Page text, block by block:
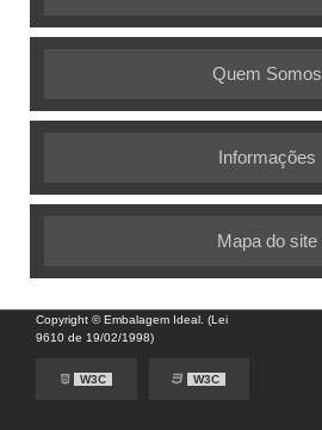
Quem Somos
Informações
Mapa do site
Copyright © Embalagem Ideal. (Lei
9610 de 19/02/1998)
W3C W3C